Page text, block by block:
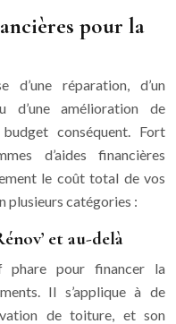
pour la
d’une réparation, d’un
d’une amélioration de
conséquent. Fort
d’aides financières
le coût total de vos
plusieurs catégories :
et au-delà
phare pour financer la
Il s’applique à de
de toiture, et son